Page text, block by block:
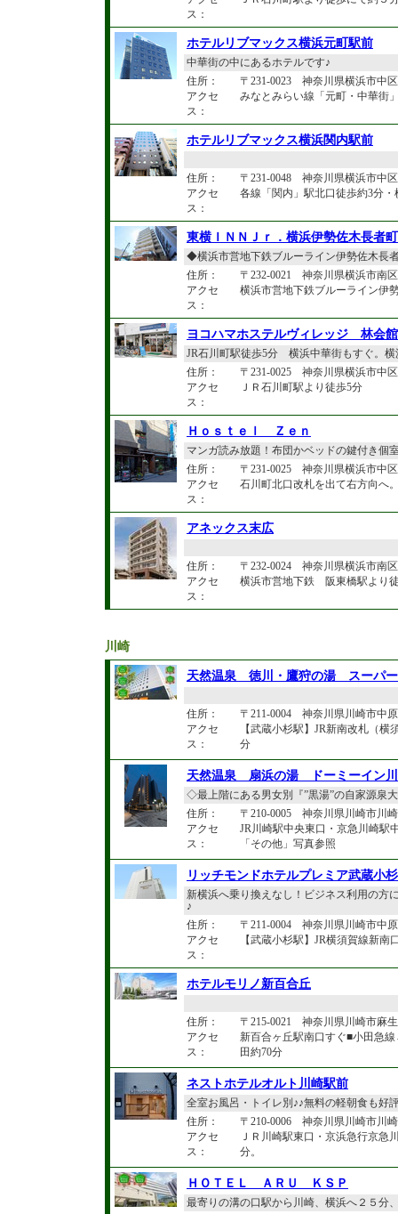
ス：
ホテルリブマックス横浜元町駅前
中華街の中にあるホテルです♪
住所：
〒231-0023 神奈川県横浜市中
アクセ
ス：
みなとみらい線「元町・中華街
ホテルリブマックス横浜関内駅前
住所：
〒231-0048 神奈川県横浜市中
アクセ
ス：
各線「関内」駅北口徒歩約3分
東横ＩＮＮＪｒ．横浜伊勢佐木長者町
◆横浜市営地下鉄ブルーライン伊勢佐木長
住所：
〒232-0021 神奈川県横浜市南
アクセ
ス：
横浜市営地下鉄ブルーライン伊
ヨコハマホステルヴィレッジ 林会館
JR石川町駅徒歩5分 横浜中華街もすぐ。
住所：
〒231-0025 神奈川県横浜市中
アクセ
ス：
ＪＲ石川町駅より徒歩5分
Ｈｏｓｔｅｌ Ｚｅｎ
マンガ読み放題！布団かベッドの鍵付き個
住所：
〒231-0025 神奈川県横浜市中
アクセ
ス：
石川町北口改札を出て右方向へ
アネックス末広
住所：
〒232-0024 神奈川県横浜市南
アクセ
ス：
横浜市営地下鉄 阪東橋駅より
川崎
天然温泉 徳川・鷹狩の湯 スーパー
住所：
〒211-0004 神奈川県川崎市中
アクセ
ス：
【武蔵小杉駅】JR新南改札（
分
天然温泉 扇浜の湯 ドーミーイン
◇最上階にある男女別『”黒湯”の自家源泉
住所：
〒210-0005 神奈川県川崎市川
アクセ
ス：
JR川崎駅中央東口・京急川崎
「その他」写真参照
リッチモンドホテルプレミア武蔵小杉
新横浜へ乗り換えなし！ビジネス利用の方
♪
住所：
〒211-0004 神奈川県川崎市中
アクセ
ス：
【武蔵小杉駅】JR横須賀線新
ホテルモリノ新百合丘
住所：
〒215-0021 神奈川県川崎市麻
アクセ
ス：
新百合ヶ丘駅南口すぐ■小田急
田約70分
ネストホテルオルト川崎駅前
全室お風呂・トイレ別♪♪無料の軽朝食も好
住所：
〒210-0006 神奈川県川崎市川
アクセ
ス：
ＪＲ川崎駅東口・京浜急行京急
分。
ＨＯＴＥＬ ＡＲＵ ＫＳＰ
最寄りの溝の口駅から川崎、横浜へ２５分